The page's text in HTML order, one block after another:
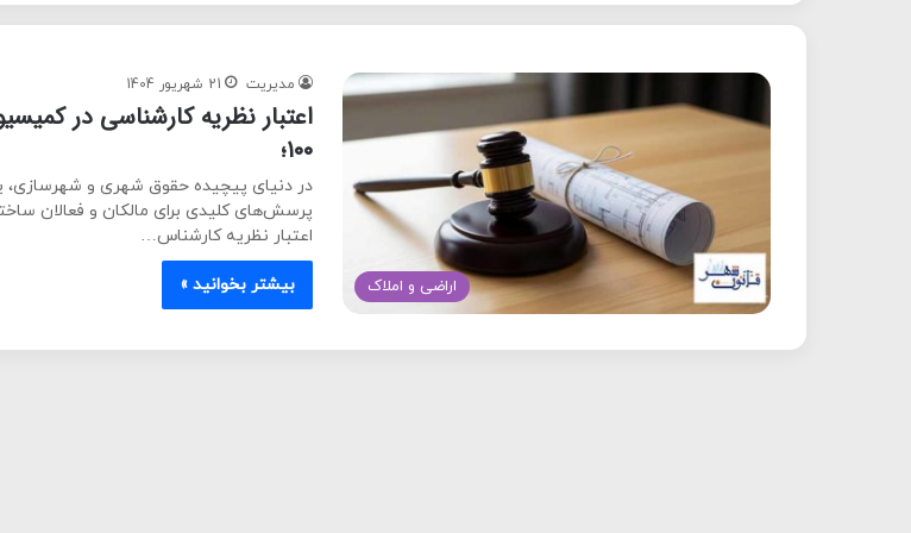
اراضی و املاک
مدیریت 21 شهریور 1404
اعتبار نظریه کارشناسی در
۱۰۰؛
​در دنیای پیچیده حقوق شهری و شهرسازی،
پرسش‌های کلیدی برای مالکان و فعالان
اعتبار نظریه کارشناس…
بیشتر بخوانید »